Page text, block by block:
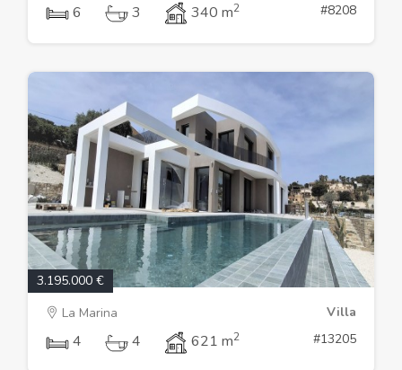
6 3 340 m2 #8208
3.195.000 €
La Marina
Villa
4 4 621 m2 #13205